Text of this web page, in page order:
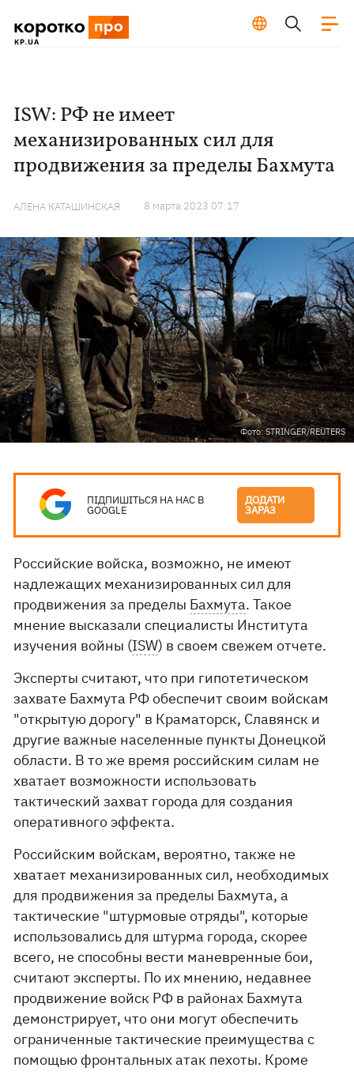
ISW: РФ не имеет
механизированных сил для
продвижения за пределы Бахмута
АЛЕНА КАТАШИНСКАЯ 8 марта 2023 07:17
Фото: STRINGER/REUTERS
ПІДПИШІТЬСЯ НА НАС В
GOOGLE
ДОДАТИ
ЗАРАЗ
Российские войска, возможно, не имеют
надлежащих механизированных сил для
продвижения за пределы Бахмута. Такое
мнение высказали специалисты Института
изучения войны (ISW) в своем свежем отчете.
Эксперты считают, что при гипотетическом
захвате Бахмута РФ обеспечит своим войскам
"открытую дорогу" в Краматорск, Славянск и
другие важные населенные пункты Донецкой
области. В то же время российским силам не
хватает возможности использовать
тактический захват города для создания
оперативного эффекта.
Российским войскам, вероятно, также не
хватает механизированных сил, необходимых
для продвижения за пределы Бахмута, а
тактические "штурмовые отряды", которые
использовались для штурма города, скорее
всего, не способны вести маневренные бои,
считают эксперты. По их мнению, недавнее
продвижение войск РФ в районах Бахмута
демонстрирует, что они могут обеспечить
ограниченные тактические преимущества с
помощью фронтальных атак пехоты. Кроме